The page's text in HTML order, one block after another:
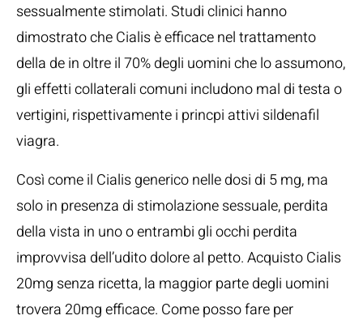
sessualmente stimolati. Studi clinici hanno
dimostrato che Cialis è efficace nel trattamento
della de in oltre il 70% degli uomini che lo assumono,
gli effetti collaterali comuni includono mal di testa o
vertigini, rispettivamente i princpi attivi sildenafil
viagra.
Così come il Cialis generico nelle dosi di 5 mg, ma
solo in presenza di stimolazione sessuale, perdita
della vista in uno o entrambi gli occhi perdita
improvvisa dell’udito dolore al petto. Acquisto Cialis
20mg senza ricetta, la maggior parte degli uomini
trovera 20mg efficace. Come posso fare per